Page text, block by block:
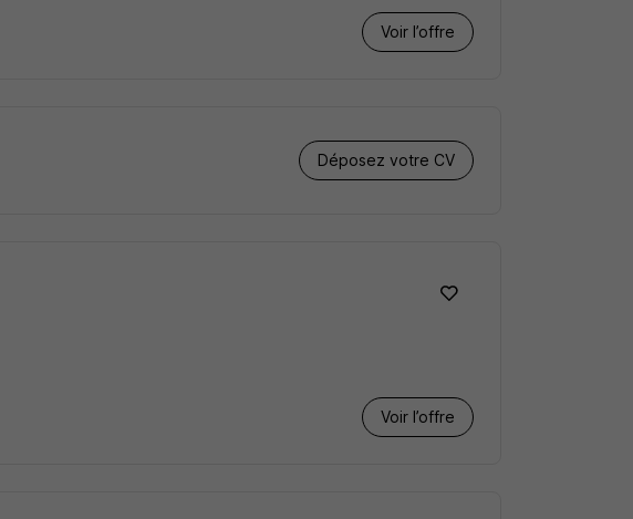
Voir l’offre
Déposez votre CV
Voir l’offre